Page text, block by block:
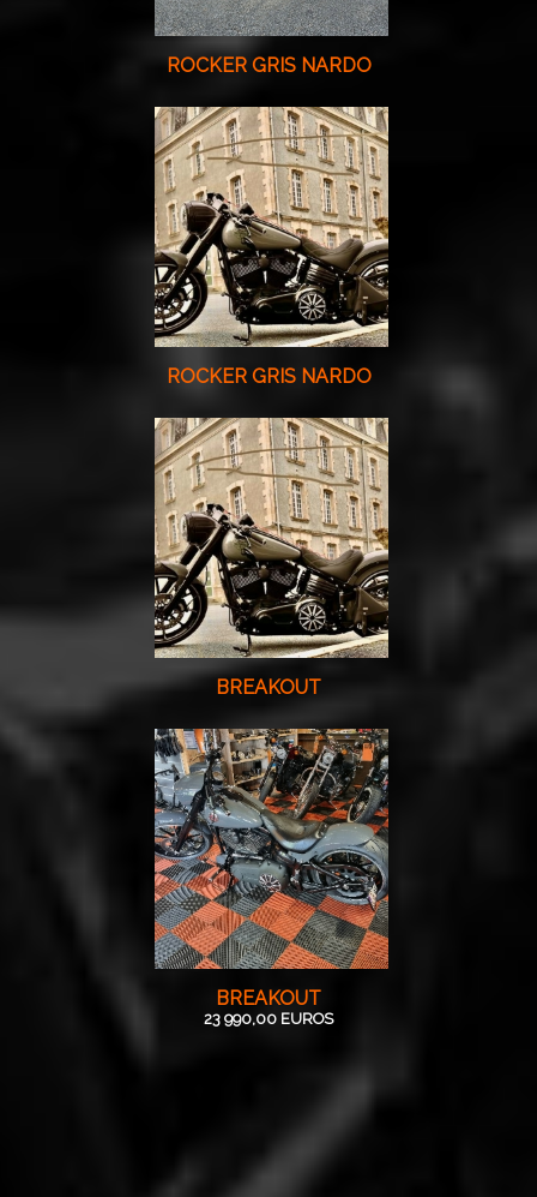
ROCKER GRIS NARDO
ROCKER GRIS NARDO
BREAKOUT
BREAKOUT
23 990,00 EUROS